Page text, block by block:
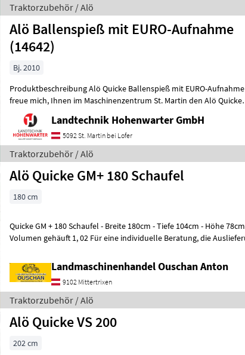
Traktorzubehör / Alö
Alö Ballenspieß mit EURO-Aufnahme
(14642)
Bj. 2010
Produktbeschreibung Alö Quicke Ballenspieß mit EURO-Aufnahme Ich
freue mich, Ihnen im Maschinenzentrum St. Martin den Alö Quicke
Ballenspieß mit EURO-Aufnahme ausfü
Landtechnik Hohenwarter GmbH
5092 St. Martin bei Lofer
Traktorzubehör / Alö
Alö Quicke GM+ 180 Schaufel
180 cm
Quicke GM + 180 Schaufel - Breite 180cm - Tiefe 104cm - Höhe 78cm -
Volumen gehäuft 1, 02 Für eine individuelle Beratung, die Auslieferung
Landmaschinenhandel Ouschan Anton
9102 Mittertrixen
Traktorzubehör / Alö
Alö Quicke VS 200
202 cm